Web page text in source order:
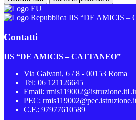
IIS “DE AMICIS –
Contatti
IIS “DE AMICIS – CATTANEO”
Via Galvani, 6 / 8 - 00153 Roma
Tel: 06 121126645
Email: rmis119002@istruzione.it
PEC: rmis119002@pec.istruzione.it
C.F.: 97977610589